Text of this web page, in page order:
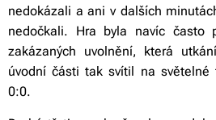
nedokázali a ani v dalších
nedočkali. Hra byla navíc často
zakázaných uvolnění, která
úvodní části tak svítil na světelné
0:0.